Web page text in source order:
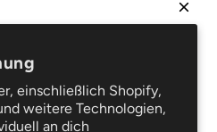
einschließlich Shopify,
weitere Technologien,
an dich
Hinweise
erste Bestellung und sei
und Sonderangebote